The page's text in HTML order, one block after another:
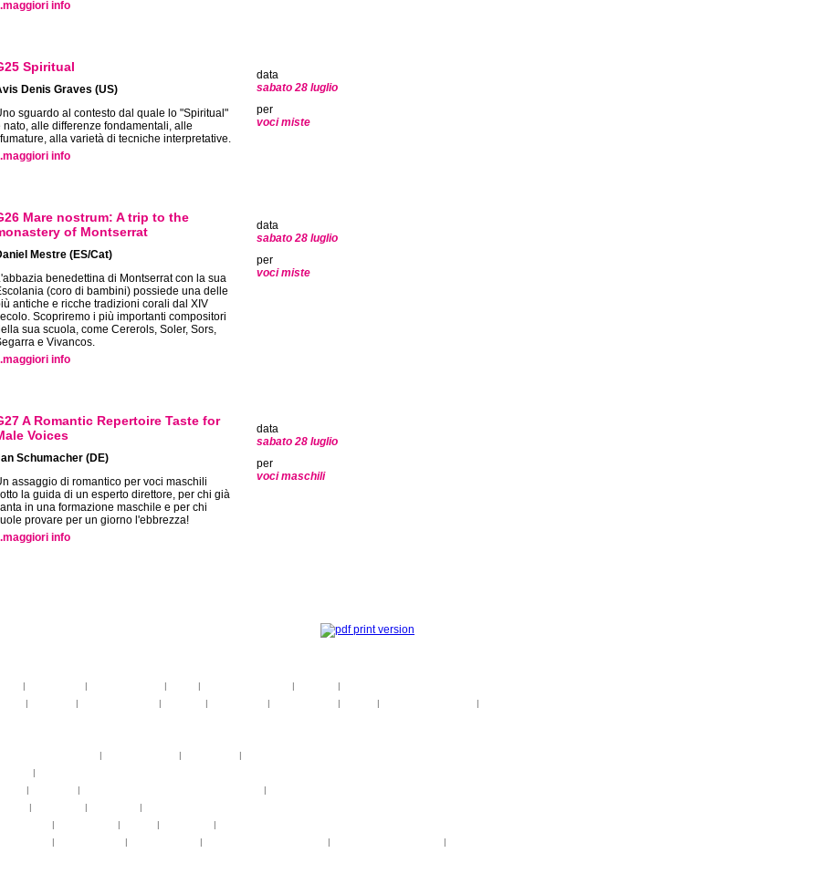
info
Spiritual
Denis Graves (US)
sguardo al contesto dal quale lo "Spiritual"
nato, alle differenze fondamentali, alle
alla varietà di tecniche interpretative.
info
data
sabato 28 luglio
per
voci miste
Mare nostrum: A trip to the
of Montserrat
Mestre (ES/Cat)
benedettina di Montserrat con la sua
(coro di bambini) possiede una delle
antiche e ricche tradizioni corali dal XIV
Scopriremo i più importanti compositori
sua scuola, come Cererols, Soler, Sors,
e Vivancos.
info
data
sabato 28 luglio
per
voci miste
A Romantic Repertoire Taste for
Voices
Schumacher (DE)
assaggio di romantico per voci maschili
la guida di un esperto direttore, per chi già
in una formazione maschile e per chi
provare per un giorno l'ebbrezza!
info
data
sabato 28 luglio
per
voci maschili
| | | | | |
| | | | | | | |
| | |
|
| | |
| | |
| | | |
| | | | |